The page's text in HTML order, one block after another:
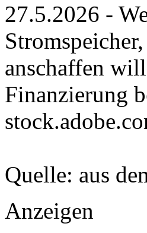
27.5.2026 -
anschaffen
Finanzierung
Quelle: aus
Anzeigen